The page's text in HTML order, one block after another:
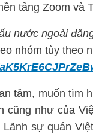
tảng Zoom và
nước ngoài
nhóm tùy theo
tâm, muốn tìm
cũng như của
sự quán